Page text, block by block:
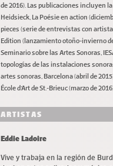
de 2016). Las publicaciones incluyen
Heidsieck, La Poésie en action
pieces (serie de entrevistas con
Edition (lanzamiento otoño-invierno
Seminario sobre las Artes Sonoras,
topologías de las instalaciones
artes sonoras, Barcelona (abril de
École d’Art de St.-Brieuc (marzo de
ARTISTAS
Eddie Ladoire
Vive y trabaja en la región de